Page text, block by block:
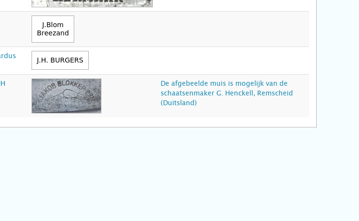
De afgebeelde muis is mogelijk van de
schaatsenmaker G. Henckell, Remscheid
(Duitsland)